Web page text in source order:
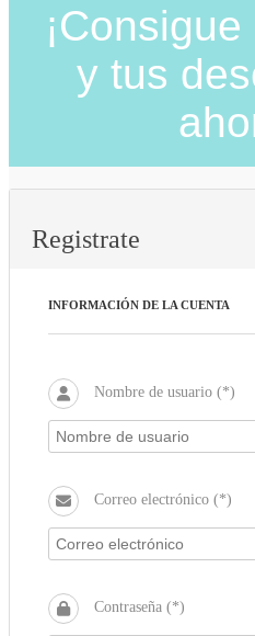
y tus
Registrate
INFORMACIÓN DE LA CUENTA
Nombre de usuario (*)
Correo electrónico (*)
Contraseña (*)